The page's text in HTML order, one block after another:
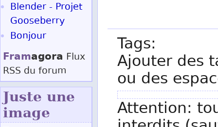
Tags:
Ajouter des
ou des
Attention:
Blender - Projet
Gooseberry
Bonjour
Framagora Flux
RSS du forum
Juste une
image